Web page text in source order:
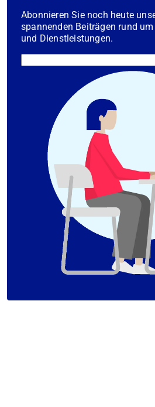
Abonnieren Sie noch heute
spannenden Beiträgen rund
und Dienstleistungen.